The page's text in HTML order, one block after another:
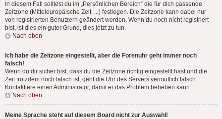
In diesem Fall solltest du im „Persönlichen Bereich“ die für dich passende
Zeitzone (Mitteleuropäische Zeit, ...) festlegen. Die Zeitzone kann dabei nur
von registrierten Benutzern geändert werden. Wenn du noch nicht registriert
bist, ist dies ein guter Grund, dies jetzt zu tun.
Nach oben
Ich habe die Zeitzone eingestellt, aber die Forenuhr geht immer noch
falsch!
Wenn du dir sicher bist, dass du die Zeitzone richtig eingestellt hast und die
Zeit trotzdem noch falsch ist, geht die Uhr des Servers vermutlich falsch.
Kontaktiere einen Administrator, damit er das Problem beheben kann.
Nach oben
Meine Sprache steht auf diesem Board nicht zur Auswahl!